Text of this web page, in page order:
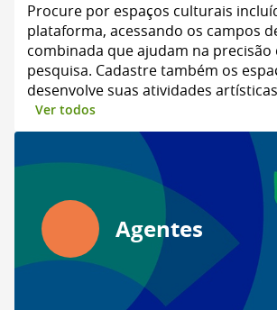
Procure por espaços culturais
plataforma, acessando os campos
combinada que ajudam na precisão
pesquisa. Cadastre também os
desenvolve suas atividades
Ver todos
Agentes